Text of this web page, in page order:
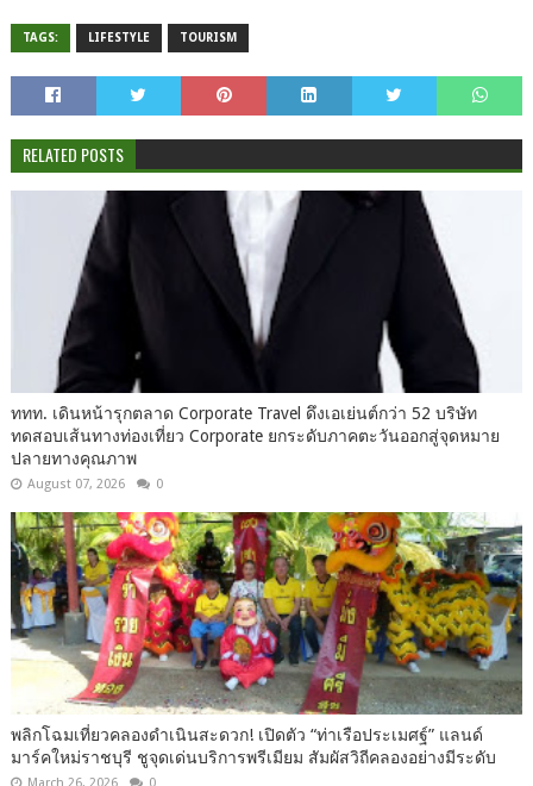
TAGS: LIFESTYLE TOURISM
RELATED POSTS
ททท. เดินหน้ารุกตลาด Corporate Travel ดึงเอเย่นต์กว่า 52 บริษัท
ทดสอบเส้นทางท่องเที่ยว Corporate ยกระดับภาคตะวันออกสู่จุดหมาย
ปลายทางคุณภาพ
August 07, 2026 0
พลิกโฉมเที่ยวคลองดำเนินสะดวก! เปิดตัว “ท่าเรือประเมศฐ์” แลนด์
มาร์คใหม่ราชบุรี ชูจุดเด่นบริการพรีเมียม สัมผัสวิถีคลองอย่างมีระดับ
March 26, 2026 0